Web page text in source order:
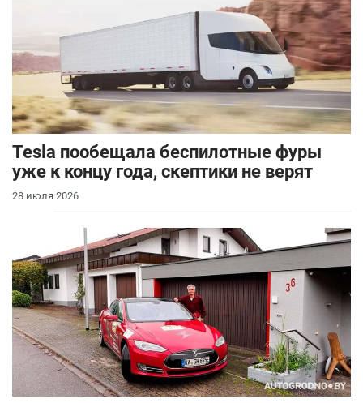
Tesla пообещала беспилотные фуры
уже к концу года, скептики не верят
28 июля 2026